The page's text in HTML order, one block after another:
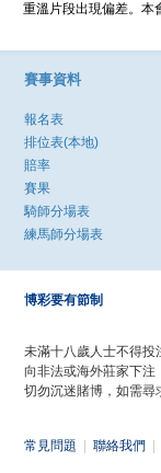
重溫片段出現偏差。本
賽事資料
報名表
排位表(本地)
賠率
賽果
騎師分場表
練馬師分場表
博彩要有節制
未滿十八歲人士不得投
向非法或海外莊家下注
切勿沉迷賭博，如需尋
常見問題 聯絡我們